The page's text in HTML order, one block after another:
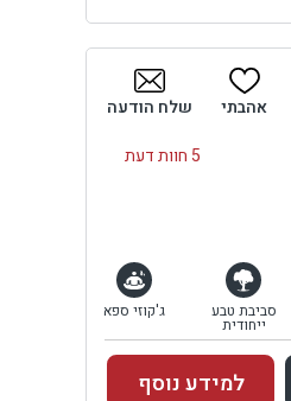
5 חוות דעת
אהבתי שלח הודעה
סביבת טבע
ייחודית
ג'קוזי ספא
למידע נוסף